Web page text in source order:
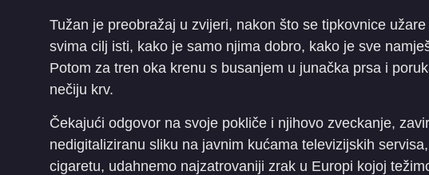
Tužan je preobražaj u zvijeri, nakon što se tipkovnice
svima cilj isti, kako je samo njima dobro, kako je sve
Potom za tren oka krenu s busanjem u junačka prsa i
nečiju krv.
Čekajući odgovor na svoje pokliče i njihovo zveckanje,
nedigitaliziranu sliku na javnim kućama televizijskih
cigaretu, udahnemo najzatrovaniji zrak u Europi kojoj